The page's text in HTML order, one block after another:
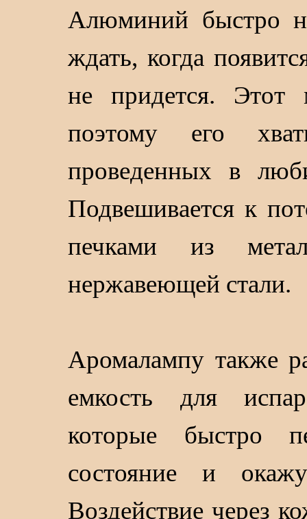
Алюминий быстро
ждать, когда
не придется. Этот
поэтому его
проведенных в
Подвешивается к
печками из
нержавеющей стали.
Аромалампу также
емкость для
которые быстро
состояние и
Воздействие через